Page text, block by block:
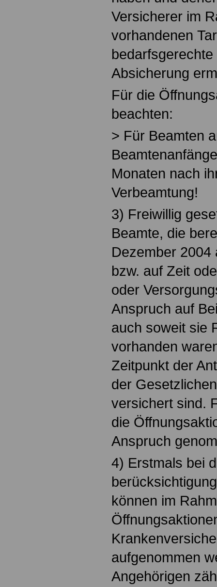
Versicherer im
vorhandenen
Absicherung
Für die
beachten:
> Für Beamten
Monaten nach
Verbeamtung!
3) Freiwillig
Beamte, die
Dezember 2004
bzw. auf Zeit
oder
Anspruch auf
auch soweit sie
vorhanden
Zeitpunkt der
der
versichert sind.
die
Anspruch
4) Erstmals bei
können im
aufgenommen
Angehörigen